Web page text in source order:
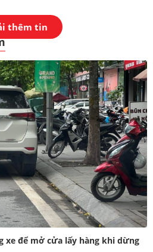
thêm tin
xe để mở cửa lấy hàng khi dừng